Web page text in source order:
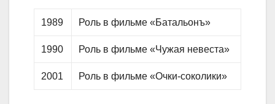
1989 Роль в фильме «Батальонъ»
1990 Роль в фильме «Чужая невеста»
2001 Роль в фильме «Очки-соколики»